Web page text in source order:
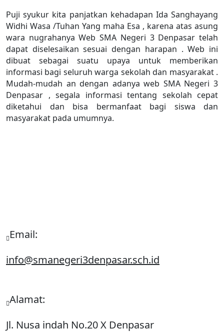
Puji syukur kita panjatkan kehadapan Ida Sanghayang
Widhi Wasa /Tuhan Yang maha Esa , karena atas asung
wara nugrahanya Web SMA Negeri 3 Denpasar telah
dapat diselesaikan sesuai dengan harapan . Web ini
dibuat sebagai suatu upaya untuk memberikan
informasi bagi seluruh warga sekolah dan masyarakat .
Mudah-mudah an dengan adanya web SMA Negeri 3
Denpasar , segala informasi tentang sekolah cepat
diketahui dan bisa bermanfaat bagi siswa dan
masyarakat pada umumnya.
Email:
info@smanegeri3denpasar.sch.id
Alamat:
Jl. Nusa indah No.20 X Denpasar